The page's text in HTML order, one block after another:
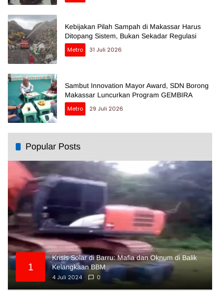
Kebijakan Pilah Sampah di Makassar Harus
Ditopang Sistem, Bukan Sekadar Regulasi
Metro
31 Juli 2026
Sambut Innovation Mayor Award, SDN Borong
Makassar Luncurkan Program GEMBIRA
Metro
29 Juli 2026
Popular Posts
1
Krisis Solar di Barru: Mafia dan Oknum di Balik
Kelangkaan BBM
4 Juli 2024
0